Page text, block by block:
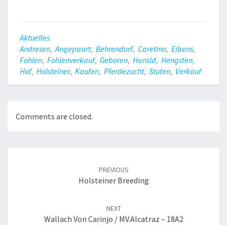
Aktuelles
Andresen,Angepaart, Behrendorf, Caretino, Eibens,
Fohlen, Fohlenverkauf, Geboren, Harald, Hengsten,
Hof, Holsteiner, Kaufen, Pferdezucht, Stuten, Verkauf
Comments are closed.
PREVIOUS
Holsteiner Breeding
NEXT
Wallach Von Carinjo / MV.Alcatraz – 18A2